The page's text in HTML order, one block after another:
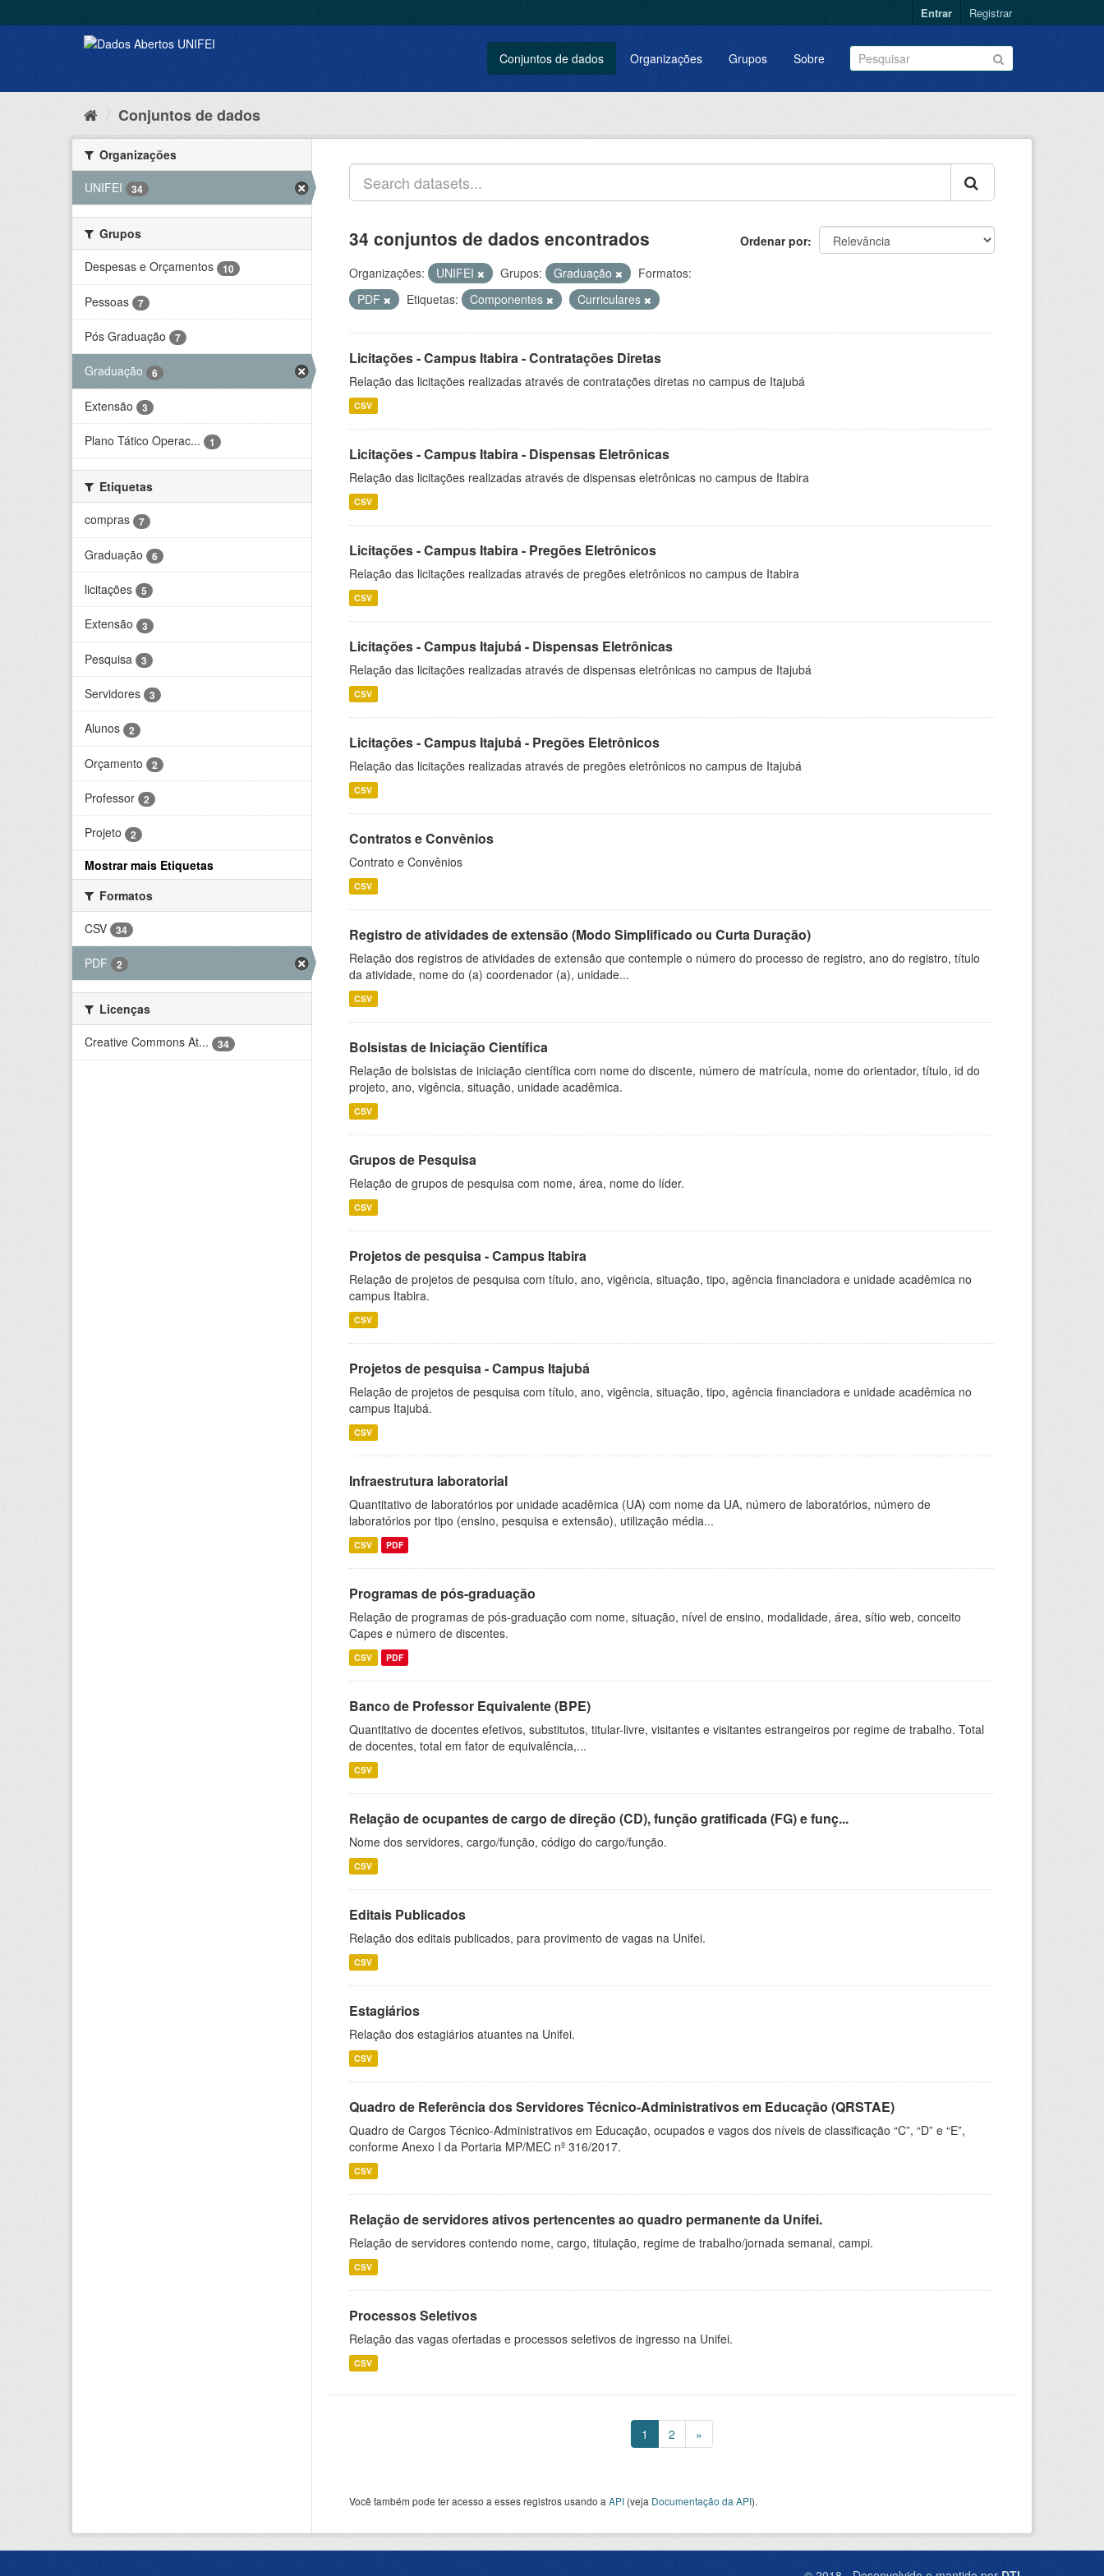
Entrar Registrar
Conjuntos de dados Organizações Grupos Sobre
Conjuntos de dados
Organizações
UNIFEI
34
Grupos
Despesas e Orçamentos
10
Pessoas 7
Pós Graduação 7
Graduação 6
Extensão 3
Plano Tático Operac... 1
Etiquetas
compras
7
Graduação 6
licitações 5
Extensão 3
Pesquisa 3
Servidores 3
Alunos 2
Orçamento 2
Professor 2
Projeto 2
Mostrar mais Etiquetas
Formatos
CSV
34
PDF 2
Licenças
Creative Commons At...
34
Ordenar por
34 conjuntos de dados encontrados
Organizações: UNIFEI Grupos: Graduação
Formatos:
PDF
Etiquetas: Componentes Curriculares
Licitações - Campus Itabira - Contratações Diretas
Relação das licitações realizadas através de contratações diretas no campus de Itajubá
CSV
Licitações - Campus Itabira - Dispensas Eletrônicas
Relação das licitações realizadas através de dispensas eletrônicas no campus de Itabira
CSV
Licitações - Campus Itabira - Pregões Eletrônicos
Relação das licitações realizadas através de pregões eletrônicos no campus de Itabira
CSV
Licitações - Campus Itajubá - Dispensas Eletrônicas
Relação das licitações realizadas através de dispensas eletrônicas no campus de Itajubá
CSV
Licitações - Campus Itajubá - Pregões Eletrônicos
Relação das licitações realizadas através de pregões eletrônicos no campus de Itajubá
CSV
Contratos e Convênios
Contrato e Convênios
CSV
Registro de atividades de extensão (Modo Simplificado ou Curta Duração)
Relação dos registros de atividades de extensão que contemple o número do processo de registro, ano do registro, título
da atividade, nome do (a) coordenador (a), unidade...
CSV
Bolsistas de Iniciação Científica
Relação de bolsistas de iniciação científica com nome do discente, número de matrícula, nome do orientador, título, id do
projeto, ano, vigência, situação, unidade acadêmica.
CSV
Grupos de Pesquisa
Relação de grupos de pesquisa com nome, área, nome do líder.
CSV
Projetos de pesquisa - Campus Itabira
Relação de projetos de pesquisa com título, ano, vigência, situação, tipo, agência financiadora e unidade acadêmica no
campus Itabira.
CSV
Projetos de pesquisa - Campus Itajubá
Relação de projetos de pesquisa com título, ano, vigência, situação, tipo, agência financiadora e unidade acadêmica no
campus Itajubá.
CSV
Infraestrutura laboratorial
Quantitativo de laboratórios por unidade acadêmica (UA) com nome da UA, número de laboratórios, número de
laboratórios por tipo (ensino, pesquisa e extensão), utilização média...
CSV PDF
Programas de pós-graduação
Relação de programas de pós-graduação com nome, situação, nível de ensino, modalidade, área, sítio web, conceito
Capes e número de discentes.
CSV PDF
Banco de Professor Equivalente (BPE)
Quantitativo de docentes efetivos, substitutos, titular-livre, visitantes e visitantes estrangeiros por regime de trabalho. Total
de docentes, total em fator de equivalência,...
CSV
Relação de ocupantes de cargo de direção (CD), função gratificada (FG) e funç...
Nome dos servidores, cargo/função, código do cargo/função.
CSV
Editais Publicados
Relação dos editais publicados, para provimento de vagas na Unifei.
CSV
Estagiários
Relação dos estagiários atuantes na Unifei.
CSV
Quadro de Referência dos Servidores Técnico-Administrativos em Educação (QRSTAE)
Quadro de Cargos Técnico-Administrativos em Educação, ocupados e vagos dos níveis de classificação “C”, “D” e “E”,
conforme Anexo I da Portaria MP/MEC nº 316/2017.
CSV
Relação de servidores ativos pertencentes ao quadro permanente da Unifei.
Relação de servidores contendo nome, cargo, titulação, regime de trabalho/jornada semanal, campi.
CSV
Processos Seletivos
Relação das vagas ofertadas e processos seletivos de ingresso na Unifei.
CSV
1 2 »
Você também pode ter acesso a esses registros usando a API (veja Documentação da API).